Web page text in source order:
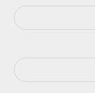
توقيع
جائزة